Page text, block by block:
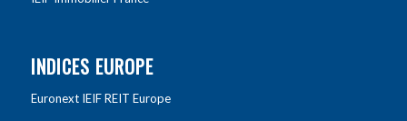
INDICES EUROPE
Euronext IEIF REIT Europe